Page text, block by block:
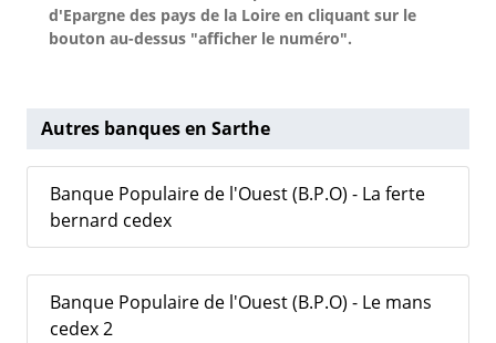
d'Epargne des pays de la Loire en cliquant sur le
bouton au-dessus "afficher le numéro".
Autres banques en Sarthe
Banque Populaire de l'Ouest (B.P.O) - La ferte
bernard cedex
Banque Populaire de l'Ouest (B.P.O) - Le mans
cedex 2